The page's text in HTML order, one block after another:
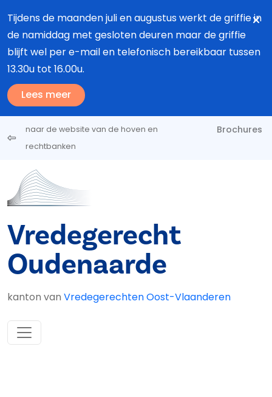
Tijdens de maanden juli en augustus werkt de griffie in
de namiddag met gesloten deuren maar de griffie
blijft wel per e-mail en telefonisch bereikbaar tussen
13.30u tot 16.00u.
Lees meer
naar de website van de hoven en
rechtbanken
Brochures
Vredegerecht
Oudenaarde
kanton van Vredegerechten Oost-Vlaanderen